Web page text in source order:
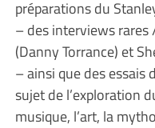
préparations du
– des interviews rares
(Danny Torrance) et
– ainsi que des essais
sujet de l’exploration
musique, l’art, la